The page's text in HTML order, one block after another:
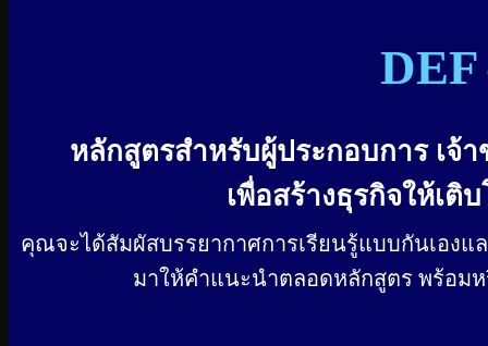
หลักสูตรสำหรับผู้ประกอบการ เจ้
เพื่อสร้างธุรกิจให้เ
คุณจะได้สัมผัสบรรยากาศการเรียนรู้แบบกันเอง
มาให้คำแนะนำตลอดหลักสูตร พร้อม